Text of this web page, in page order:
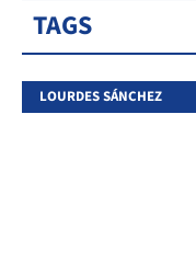
TAGS
LOURDES SÁNCHEZ